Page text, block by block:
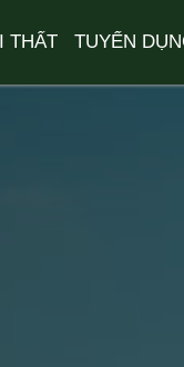
THẤT TUYỂN